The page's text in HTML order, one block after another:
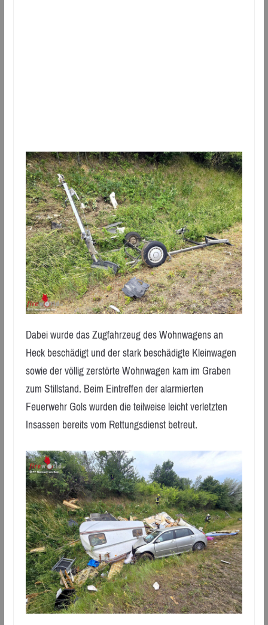
Dabei wurde das Zugfahrzeug des Wohnwagens an
Heck beschädigt und der stark beschädigte Kleinwagen
sowie der völlig zerstörte Wohnwagen kam im Graben
zum Stillstand. Beim Eintreffen der alarmierten
Feuerwehr Gols wurden die teilweise leicht verletzten
Insassen bereits vom Rettungsdienst betreut.